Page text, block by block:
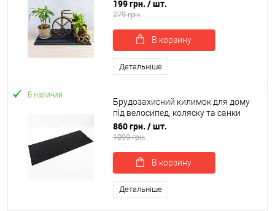
грязезахисний OSPORT 50x30 см (R-
199 грн. / шт.
279 грн.
В корзину
Детальніше
В наличии
Брудозахисний килимок для дому
під велосипед, коляску та санки
160х60 см EVA OSPORT (OF-0258)
860 грн. / шт.
1099 грн.
В корзину
Детальніше